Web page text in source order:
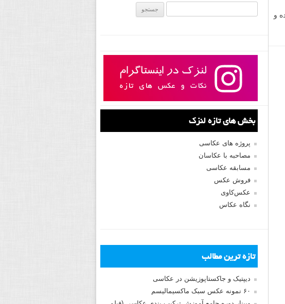
و
بخش های تازه لنزک
پروژه های عکاسی
مصاحبه با عکاسان
مسابقه عکاسی
فروش عکس
عکس‌کاوی
نگاه عکاس
تازه ترین مطالب
دیپتیک و جاکستا‌پوزیشن در عکاسی
۶۰ نمونه عکس سبک ماکسیمالیسم